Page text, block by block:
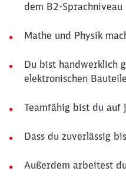
dem B2-Sprachniveau
Mathe und Physik
Du bist handwerklich
elektronischen
Teamfähig bist du auf
Dass du zuverlässig
Außerdem arbeitest